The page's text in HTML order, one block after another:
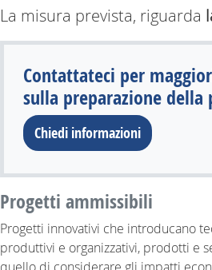
La misura prevista, riguarda
Contattateci per
sulla preparazione
Chiedi informazioni
Progetti ammissibili
Progetti innovativi che introducano
produttivi e organizzativi, prodotti e